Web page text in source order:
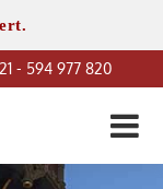
- 594 977 820